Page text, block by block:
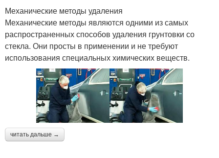
Механические методы удаления
Механические методы являются одними из самых
распространенных способов удаления грунтовки со
стекла. Они просты в применении и не требуют
использования специальных химических веществ.
читать дальше →